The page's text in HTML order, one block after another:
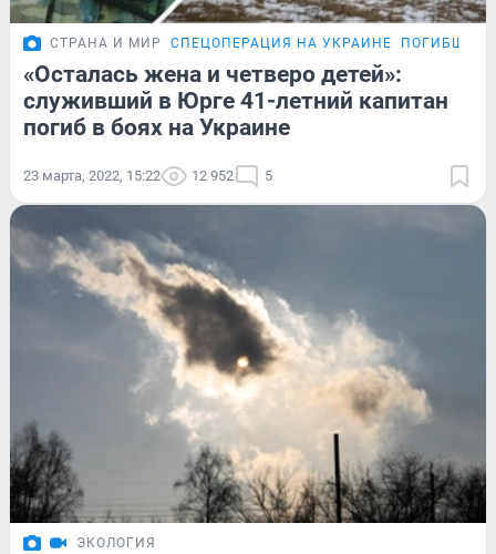
СТРАНА И МИР СПЕЦОПЕРАЦИЯ НА УКРАИНЕ ПОГИБШИЕ
«Осталась жена и четверо детей»:
служивший в Юрге 41-летний капитан
погиб в боях на Украине
23 марта, 2022, 15:22 12 952 5
ЭКОЛОГИЯ